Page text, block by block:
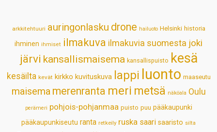
p
k
n
s
t
arkkitehtuuri auringonlasku drone hailuoto Helsinki historia
ihminen ihmiset ilmakuva ilmakuvia suomesta joki
järvi kansallismaisema kansallispuisto kesä
kesäilta kevät kirkko kuvituskuva lappi luonto maaseutu
maisema merenranta meri metsä näköala Oulu
perämeri pohjois-pohjanmaa puisto puu pääkaupunki
pääkaupunkiseutu ranta retkeily ruska saari saaristo silta